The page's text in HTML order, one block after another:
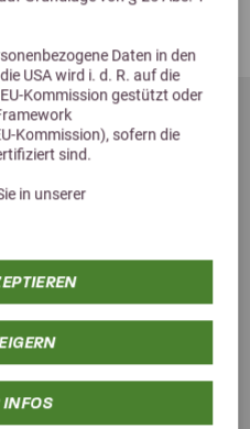
Daten in den
USA wird i. d. R. auf die
Kommission gestützt oder
Kommission), sofern die
sind.
in unserer
INFOS
für deine
Newsletter erhalten.